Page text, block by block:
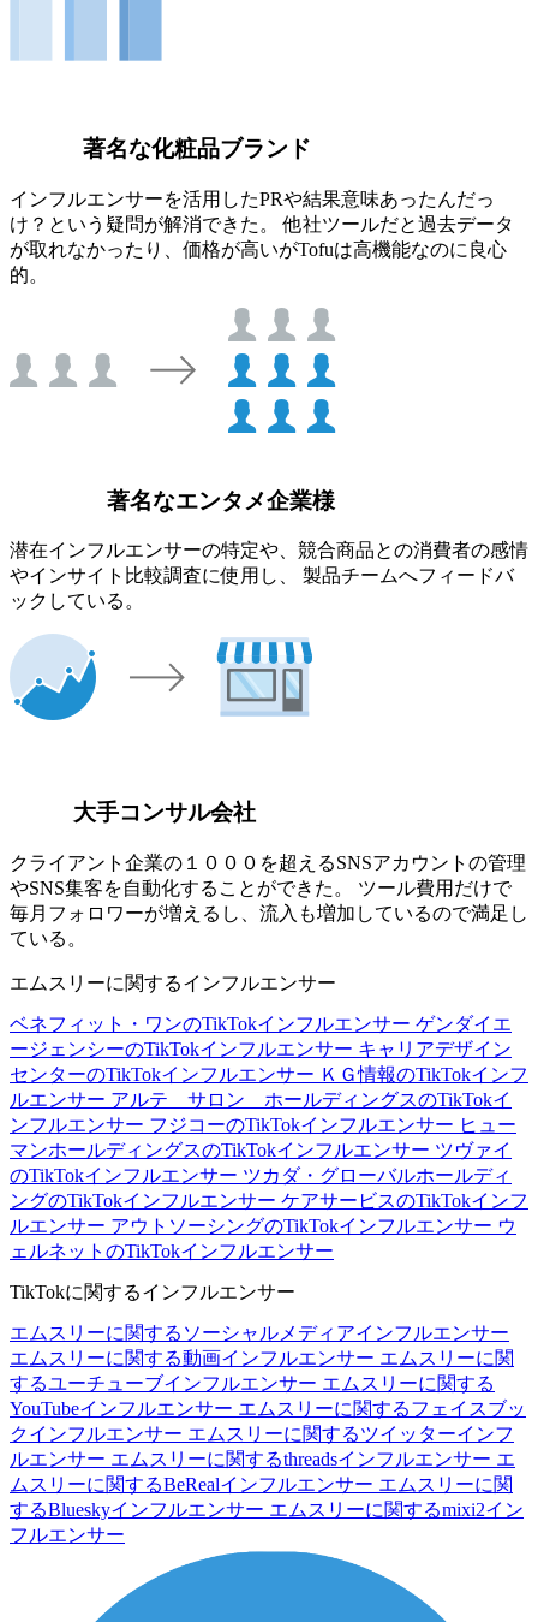
著名な化粧品ブランド
インフルエンサーを活用したPRや結果意味あったんだっ
け？という疑問が解消できた。 他社ツールだと過去データ
が取れなかったり、価格が高いがTofuは高機能なのに良心
的。
著名なエンタメ企業様
潜在インフルエンサーの特定や、競合商品との消費者の感情
やインサイト比較調査に使用し、 製品チームへフィードバ
ックしている。
大手コンサル会社
クライアント企業の１０００を超えるSNSアカウントの管理
やSNS集客を自動化することができた。 ツール費用だけで
毎月フォロワーが増えるし、流入も増加しているので満足し
ている。
エムスリーに関するインフルエンサー
ベネフィット・ワンのTikTokインフルエンサー ゲンダイエ
ージェンシーのTikTokインフルエンサー キャリアデザイン
センターのTikTokインフルエンサー ＫＧ情報のTikTokインフ
ルエンサー アルテ サロン ホールディングスのTikTokイ
ンフルエンサー フジコーのTikTokインフルエンサー ヒュー
マンホールディングスのTikTokインフルエンサー ツヴァイ
のTikTokインフルエンサー ツカダ・グローバルホールディ
ングのTikTokインフルエンサー ケアサービスのTikTokインフ
ルエンサー アウトソーシングのTikTokインフルエンサー ウ
ェルネットのTikTokインフルエンサー
TikTokに関するインフルエンサー
エムスリーに関するソーシャルメディアインフルエンサー
エムスリーに関する動画インフルエンサー エムスリーに関
するユーチューブインフルエンサー エムスリーに関する
YouTubeインフルエンサー エムスリーに関するフェイスブッ
クインフルエンサー エムスリーに関するツイッターインフ
ルエンサー エムスリーに関するthreadsインフルエンサー エ
ムスリーに関するBeRealインフルエンサー エムスリーに関
するBlueskyインフルエンサー エムスリーに関するmixi2イン
フルエンサー